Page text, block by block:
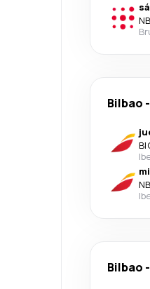
Bilbao -
Bilbao -